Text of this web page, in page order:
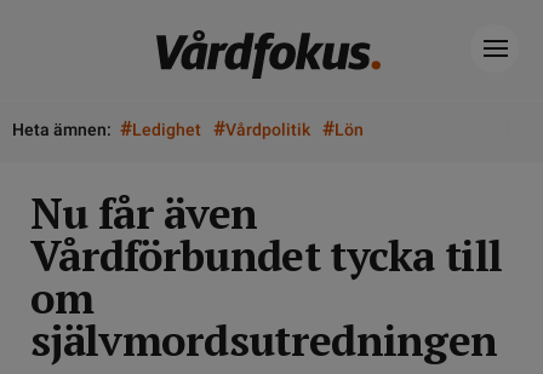
Heta ämnen: #Ledighet #Vårdpolitik #Lön
Nu får även
Vårdförbundet tycka till
om
självmordsutredningen